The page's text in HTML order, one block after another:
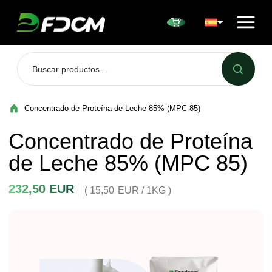
Concentrado de Proteína de Leche 85% (MPC 85)
Concentrado de Proteína
de Leche 85% (MPC 85)
232,50 EUR ( 15,50 EUR / 1KG )